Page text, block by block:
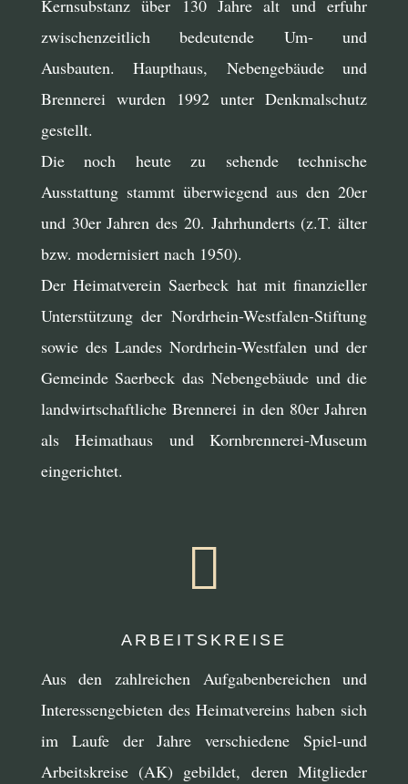
Kernsubstanz über 130 Jahre alt und erfuhr
zwischenzeitlich bedeutende Um- und
Ausbauten. Haupthaus, Nebengebäude und
Brennerei wurden 1992 unter Denkmalschutz
gestellt.
Die noch heute zu sehende technische
Ausstattung stammt überwiegend aus den 20er
und 30er Jahren des 20. Jahrhunderts (z.T. älter
bzw. modernisiert nach 1950).
Der Heimatverein Saerbeck hat mit finanzieller
Unterstützung der Nordrhein-Westfalen-Stiftung
sowie des Landes Nordrhein-Westfalen und der
Gemeinde Saerbeck das Nebengebäude und die
landwirtschaftliche Brennerei in den 80er Jahren
als Heimathaus und Kornbrennerei-Museum
eingerichtet.

ARBEITSKREISE
Aus den zahlreichen Aufgabenbereichen und
Interessengebieten des Heimatvereins haben sich
im Laufe der Jahre verschiedene Spiel-und
Arbeitskreise (AK) gebildet, deren Mitglieder